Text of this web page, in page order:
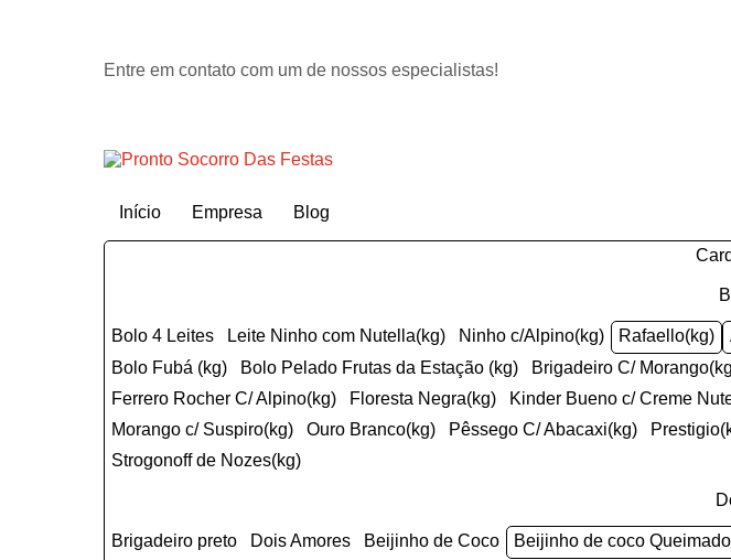
Entre em contato com um de nossos especialistas!
Início Empresa Blog
Bolo 4 Leites Leite Ninho com Nutella(kg) Ninho c/Alpino(kg) Rafaello(kg)
Bolo Fubá (kg)
Bolo Pelado Frutas da Estação (kg) Brigadeiro C/
ferrero Rocher C/ Alpino(kg)
Floresta Negra(kg) Kinder Bueno c/ Creme
Morango c/ Suspiro(kg)
Ouro Branco(kg) Pêssego C/ Abacaxi(kg)
Strogonoff de Nozes(kg)
Brigadeiro preto Dois Amores Beijinho de Coco Beijinho de coco Queimado